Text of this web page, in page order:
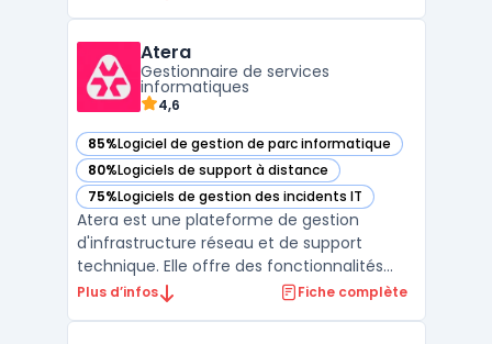
actifs IT. Grâce à son interface conviviale
et ses modules puissants, GLP ...
Atera
Gestionnaire de services
informatiques
4,6
85%Logiciel de gestion de parc informatique
— voir Atera dans cette catégorie
80%Logiciels de support à distance
— voir Atera dans cette catégorie
75%Logiciels de gestion des incidents IT
— voir Atera dans cette catégorie
Atera est une plateforme de gestion
d'infrastructure réseau et de support
technique. Elle offre des fonctionnalités
telles que le monitoring, la gestion à
Plus d’infos Fiche complète